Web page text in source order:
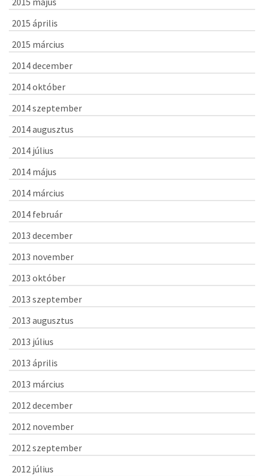
2015 április
2015 március
2014 december
2014 október
2014 szeptember
2014 augusztus
2014 július
2014 május
2014 március
2014 február
2013 december
2013 november
2013 október
2013 szeptember
2013 augusztus
2013 július
2013 április
2013 március
2012 december
2012 november
2012 szeptember
2012 július